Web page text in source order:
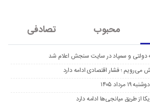
محبوب تصادفی
دولتی و سمپاد در سایت سنجش اعلام شد
می‌رویم ؛ فشار اقتصادی ادامه دارد
۱۴۰۵
از طریق میانجی‌ها ادامه دارد